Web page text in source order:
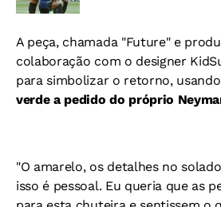
A peça, chamada "Future" e
colaboração com o designer
para simbolizar o retorno,
verde a pedido do próprio
"O amarelo, os detalhes no
isso é pessoal. Eu queria que as